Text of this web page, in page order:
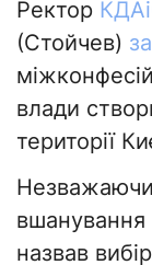
Ректор
(Стойчев)
влади
території
Незважаючи
вшанування
назвав